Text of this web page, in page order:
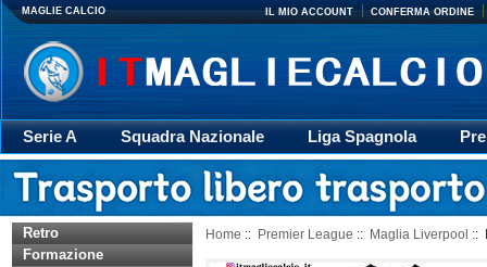
MAGLIE CALCIO IL MIO ACCOUNT CONFERMA ORDINE
Serie A Squadra Nazionale Liga Spagnola
Giacca
Rugby trasporto Retro
Retro
Formazione
Home :: Premier League :: Maglia Liverpool ::